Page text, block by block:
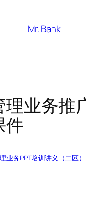
Mr. Bank
业务推
件
业务PPT培训讲义（二区）